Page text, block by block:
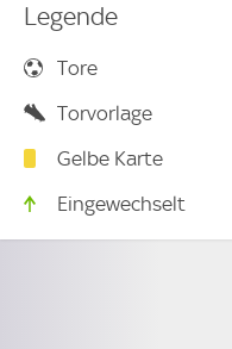
Legende
Tore
Torvorlage
Gelbe Karte
Eingewechselt